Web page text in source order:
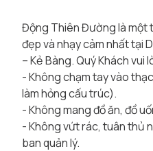
Động Thiên Đường là một
đẹp và nhạy cảm nhất tại
– Kẻ Bàng. Quý Khách vui
- Không chạm tay vào
làm hỏng cấu trúc).
- Không mang đồ ăn, đồ
- Không vứt rác, tuân thủ
ban quản lý.